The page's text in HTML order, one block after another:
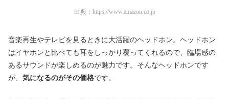
出典： https://www.amazon.co.jp
音楽再生やテレビを見るときに大活躍のヘッドホン。ヘッドホン
はイヤホンと比べても耳をしっかり覆ってくれるので、臨場感の
あるサウンドが楽しめるのが魅力です。そんなヘッドホンです
が、 気になるのがその価格です。